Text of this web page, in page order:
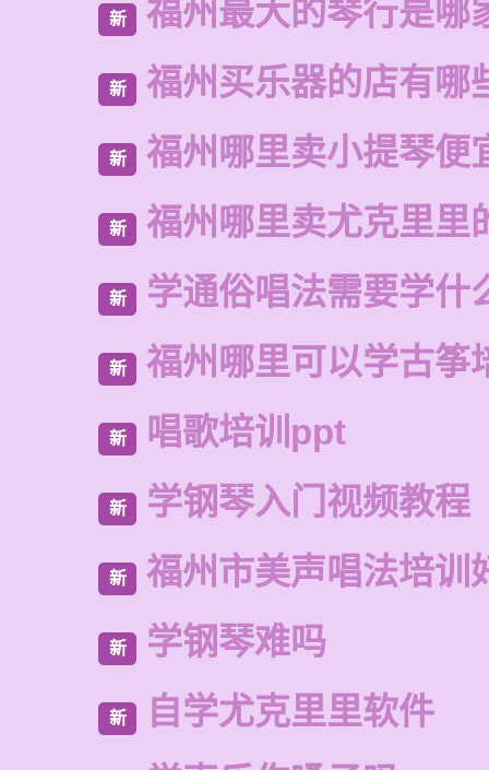
新 福州最大的琴行是哪
新 福州买乐器的店有哪
新 福州哪里卖小提琴便
新 福州哪里卖尤克里里
新 学通俗唱法需要学什
新 福州哪里可以学古筝
新 唱歌培训ppt
新 学钢琴入门视频教程
新 福州市美声唱法培训
新 学钢琴难吗
新 自学尤克里里软件